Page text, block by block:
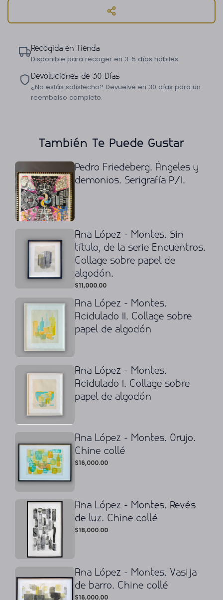
Recogida en Tienda
Disponible para recoger en 3-5 días hábiles.
Devoluciones de 30 Días
¿No estás satisfecho? Devuelve en 30 días para un
reembolso completo.
También Te Puede Gustar
Pedro Friedeberg. Ángeles y
demonios. Serigrafía P/I.
Ana López - Montes. Sin
título, de la serie Encuentros.
Collage sobre papel de
algodón.
$11,000.00
Ana López - Montes.
Acidulado II. Collage sobre
papel de algodón
Ana López - Montes.
Acidulado I. Collage sobre
papel de algodón
Ana López - Montes. Orujo.
Chine collé
$16,000.00
Ana López - Montes. Revés
de luz. Chine collé
$18,000.00
Ana López - Montes. Vasija
de barro. Chine collé
$16,000.00